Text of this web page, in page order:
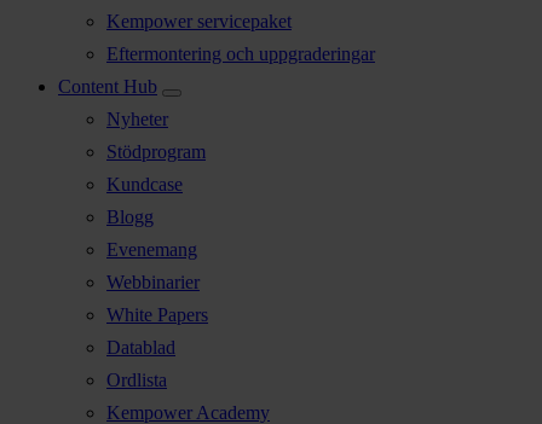
Kempower servicepaket
Eftermontering och uppgraderingar
Content Hub
Nyheter
Stödprogram
Kundcase
Blogg
Evenemang
Webbinarier
White Papers
Datablad
Ordlista
Kempower Academy